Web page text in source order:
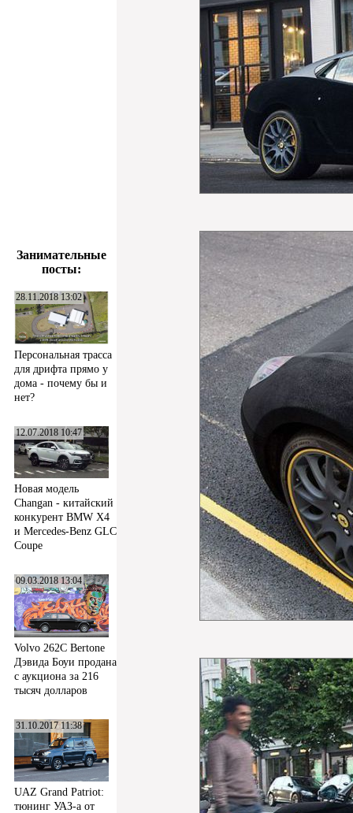
Занимательные
посты:
28.11.2018 13:02
Персональная трасса
для дрифта прямо у
дома - почему бы и
нет?
12.07.2018 10:47
Новая модель
Changan - китайский
конкурент BMW X4
и Mercedes-Benz GLC
Coupe
09.03.2018 13:04
Volvo 262C Bertone
Дэвида Боуи продана
с аукциона за 216
тысяч долларов
31.10.2017 11:38
UAZ Grand Patriot:
тюнинг УАЗ-а от